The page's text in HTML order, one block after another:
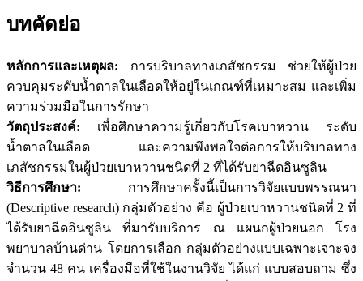
บทคัดย่อ
หลักการและเหตุผล: การบริบาลทางเภสัชกรรม ช่วยให้ผู้ป่วย
ควบคุมระดับน้ำตาลในเลือดให้อยู่ในเกณฑ์ที่เหมาะสม และเพิ่ม
ความร่วมมือในการรักษา
วัตถุประสงค์: เพื่อศึกษาความรู้เกี่ยวกับโรคเบาหวาน ระดับ
น้ำตาลในเลือด และความพึงพอใจต่อการให้บริบาลทาง
เภสัชกรรมในผู้ป่วยเบาหวานชนิดที่ 2 ที่ได้รับยาฉีดอินซูลิน
วิธีการศึกษา: การศึกษาครั้งนี้เป็นการวิจัยแบบพรรณนา
(Descriptive research) กลุ่มตัวอย่าง คือ ผู้ป่วยเบาหวานชนิดที่ 2 ที่
ได้รับยาฉีดอินซูลิน ที่มารับบริการ ณ แผนกผู้ป่วยนอก โรง
พยาบาลบ้านด่าน โดยการเลือก กลุ่มตัวอย่างแบบเฉพาะเจาะจง
จำนวน 48 คน เครื่องมือที่ใช้ในงานวิจัย ได้แก่ แบบสอบถาม ซึ่ง